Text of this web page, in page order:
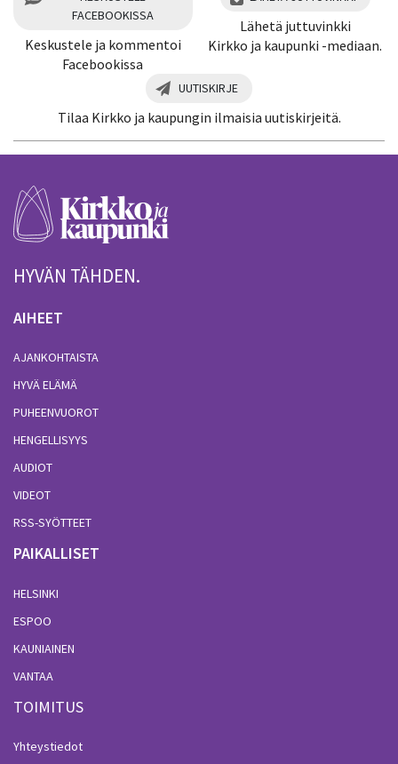
FACEBOOKISSA
Keskustele ja kommentoi
Facebookissa
Lähetä juttuvinkki
Kirkko ja kaupunki -mediaan.
UUTISKIRJE
Tilaa Kirkko ja kaupungin ilmaisia uutiskirjeitä.
HYVÄN TÄHDEN.
AIHEET
AJANKOHTAISTA
HYVÄ ELÄMÄ
PUHEENVUOROT
HENGELLISYYS
AUDIOT
VIDEOT
RSS-SYÖTTEET
PAIKALLISET
HELSINKI
ESPOO
KAUNIAINEN
VANTAA
TOIMITUS
Yhteystiedot